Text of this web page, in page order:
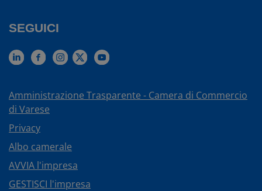
SEGUICI
Amministrazione Trasparente - Camera di Commercio
di Varese
Privacy
Albo camerale
AVVIA l'impresa
GESTISCI l'impresa